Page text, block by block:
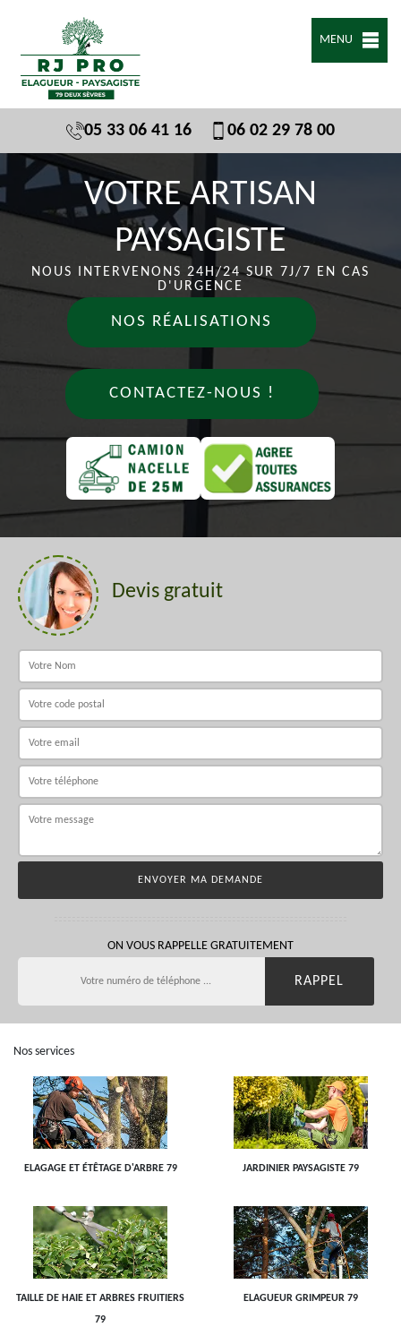
MENU
05 33 06 41 16 06 02 29 78 00
VOTRE ARTISAN
PAYSAGISTE
NOUS INTERVENONS 24H/24 SUR 7J/7 EN CAS
D'URGENCE
NOS RÉALISATIONS
CONTACTEZ-NOUS !
Devis gratuit
ON VOUS RAPPELLE GRATUITEMENT
Nos services
ELAGAGE ET ÉTÊTAGE D'ARBRE 79 JARDINIER PAYSAGISTE 79
TAILLE DE HAIE ET ARBRES FRUITIERS
79
ELAGUEUR GRIMPEUR 79